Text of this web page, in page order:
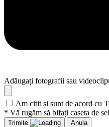
Adăugați fotografii sau
Am citit și sunt de acord cu
* Vă rugăm să bifați caseta de
Trimite Anula